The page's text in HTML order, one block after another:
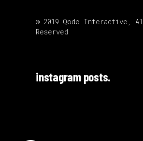
© 2019 Qode Interactive ,
Reserved
instagram posts.